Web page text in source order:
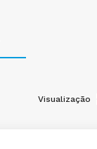
Visualização